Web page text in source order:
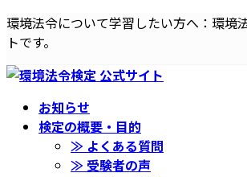
コ
ン
テ
ン
ナ
ビ
ゲ
ー
環境法令について学習したい方へ：環境
トです。
お知らせ
検定の概要・目的
≫ よくある質問
≫ 受験者の声